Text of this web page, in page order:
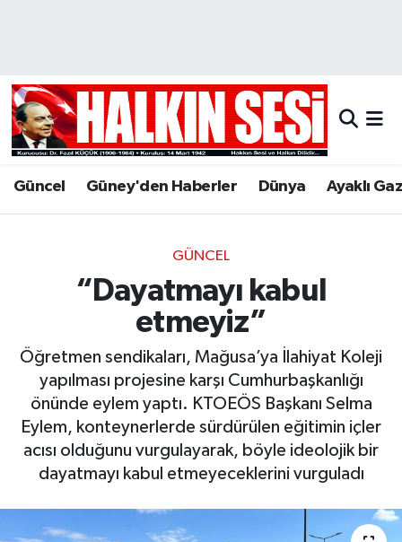
Güncel Güney'den Haberler Dünya Ayaklı
GÜNCEL
“Dayatmayı kabul
etmeyiz”
Öğretmen sendikaları, Mağusa’ya İlahiyat Koleji
yapılması projesine karşı Cumhurbaşkanlığı
önünde eylem yaptı. KTOEÖS Başkanı Selma
Eylem, konteynerlerde sürdürülen eğitimin içler
acısı olduğunu vurgulayarak, böyle ideolojik bir
dayatmayı kabul etmeyeceklerini vurguladı
Hava Durumu
Trafik Durumu
Son Dakika Haberleri